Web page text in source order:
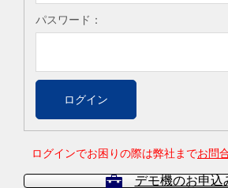
パスワード：
ログインでお困りの際は弊社までお問
デモ機のお申込